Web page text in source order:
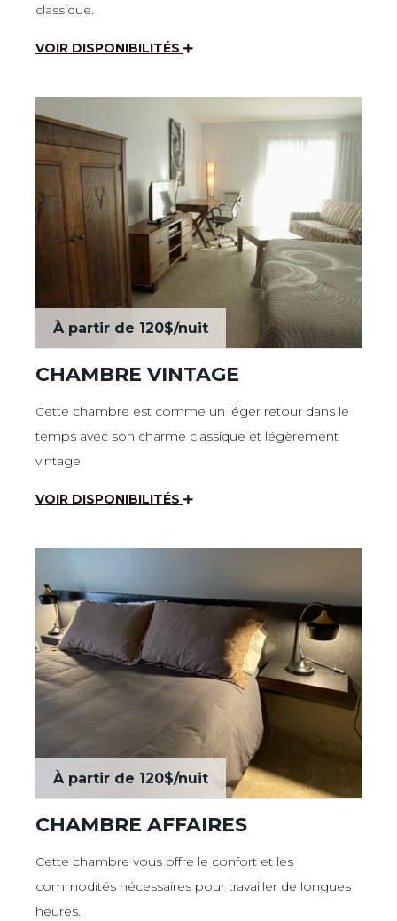
classique.
VOIR DISPONIBILITÉS
À partir de 120$/nuit
CHAMBRE VINTAGE
Cette chambre est comme un léger retour dans le
temps avec son charme classique et légèrement
vintage.
VOIR DISPONIBILITÉS
À partir de 120$/nuit
CHAMBRE AFFAIRES
Cette chambre vous offre le confort et les
commodités nécessaires pour travailler de longues
heures.